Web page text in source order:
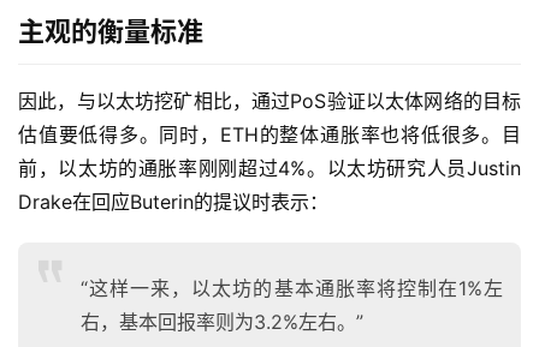
主观的衡量标准
因此，与以太坊挖矿相比，通过PoS验证以太体网络的目标
估值要低得多。同时，ETH的整体通胀率也将低很多。目
前，以太坊的通胀率刚刚超过4%。以太坊研究人员Justin
Drake在回应Buterin的提议时表示：
“这样一来，以太坊的基本通胀率将控制在1%左
右，基本回报率则为3.2%左右。”